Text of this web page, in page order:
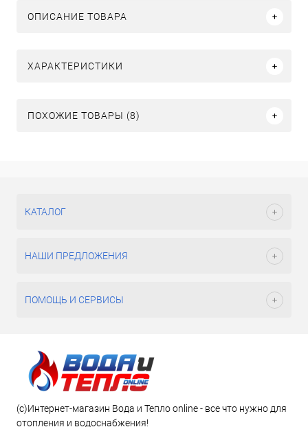
ОПИСАНИЕ ТОВАРА
ХАРАКТЕРИСТИКИ
ПОХОЖИЕ ТОВАРЫ (8)
КАТАЛОГ
НАШИ ПРЕДЛОЖЕНИЯ
ПОМОЩЬ И СЕРВИСЫ
(c)Интернет-магазин Вода и Тепло online - все что нужно для
отопления и водоснабжения!